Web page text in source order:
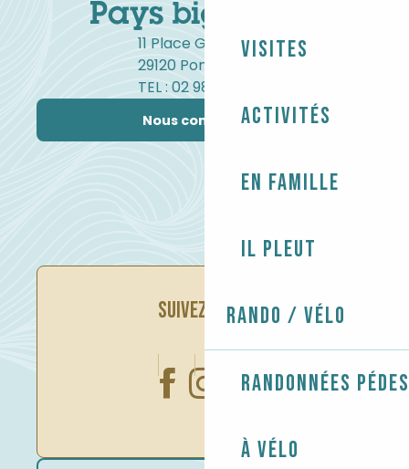
Visites
Activités
En famille
Il pleut
Rando / Vélo
Randonnées
À vélo
11 Place Gambetta
29120 Pont-l'Abbé
TEL : 02 98 82 37 99
Nous contacter
SUIVEZ-NOUS